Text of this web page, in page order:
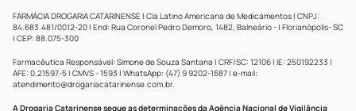
FARMÁCIA DROGARIA CATARINENSE | Cia Latino Americana de Medicamentos | CNPJ:
84.683.481/0012-20 | End: Rua Coronel Pedro Demoro, 1482, Balneário - | Florianópolis- SC
| CEP: 88.075-300
Farmacêutica Responsável: Simone de Souza Santana | CRF/SC: 12106 | IE: 250192233 |
AFE: 0.21597-5 | CMVS - 1593 | WhatsApp: (47) 9 9202-1687 | e-mail:
atendimento@drogariacatarinense.com.br.
A Drogaria Catarinense segue as determinações da Agência Nacional de Vigilância